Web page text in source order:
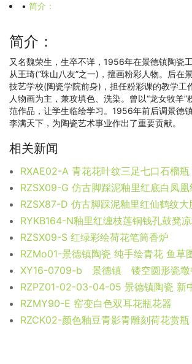
• 简介：
简介：
又名魏荣生，生卒不详，1956年在景德镇陶瓷
从王琦(“珠山八友”之一)，擅画粉彩人物。后在
技艺学校(陶瓷学院前身)，担任粉彩课的教学工
人物画为主，兼攻填色、洗染。曾以“龙女牧羊
范作品，让学生临绘学习。1956年前后调景德
李满天下，为陶瓷艺术事业作出了重要贡献。
相关新闻
RYKB164-N釉里红缠枝莲铜钱孔鼓凳
RZSX09-S 红绿彩绘荷花笔筒香炉
RZMY90-E 窑变白色双耳花瓶花器
RZCK02-颜色釉豆青影青雕刻荷花赏瓶